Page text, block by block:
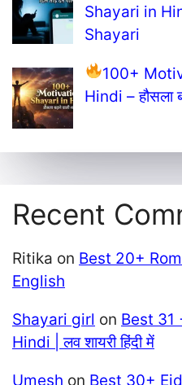
Shayari in
Shayari
100+
Hindi – हौसला
Recent
Ritika on Best 20+
English
Shayari girl on Best 31
Hindi | लव शायरी हिंदी में
Umesh on Best 30+